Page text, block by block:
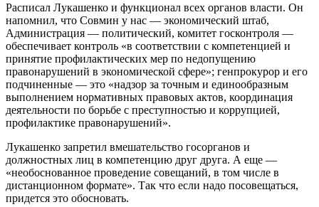
Расписал Лукашенко и функционал всех органов власти. Он
напомнил, что Совмин у нас — экономический штаб,
Администрация — политический, комитет госконтроля —
обеспечивает контроль «в соответствии с компетенцией и
принятие профилактических мер по недопущению
правонарушений в экономической сфере»; генпрокурор и его
подчиненные — это «надзор за точным и единообразным
выполнением нормативных правовых актов, координация
деятельности по борьбе с преступностью и коррупцией,
профилактике правонарушений».
Лукашенко запретил вмешательство госорганов и
должностных лиц в компетенцию друг друга. А еще —
«необоснованное проведение совещаний, в том числе в
дистанционном формате». Так что если надо посовещаться,
придется это обосновать.